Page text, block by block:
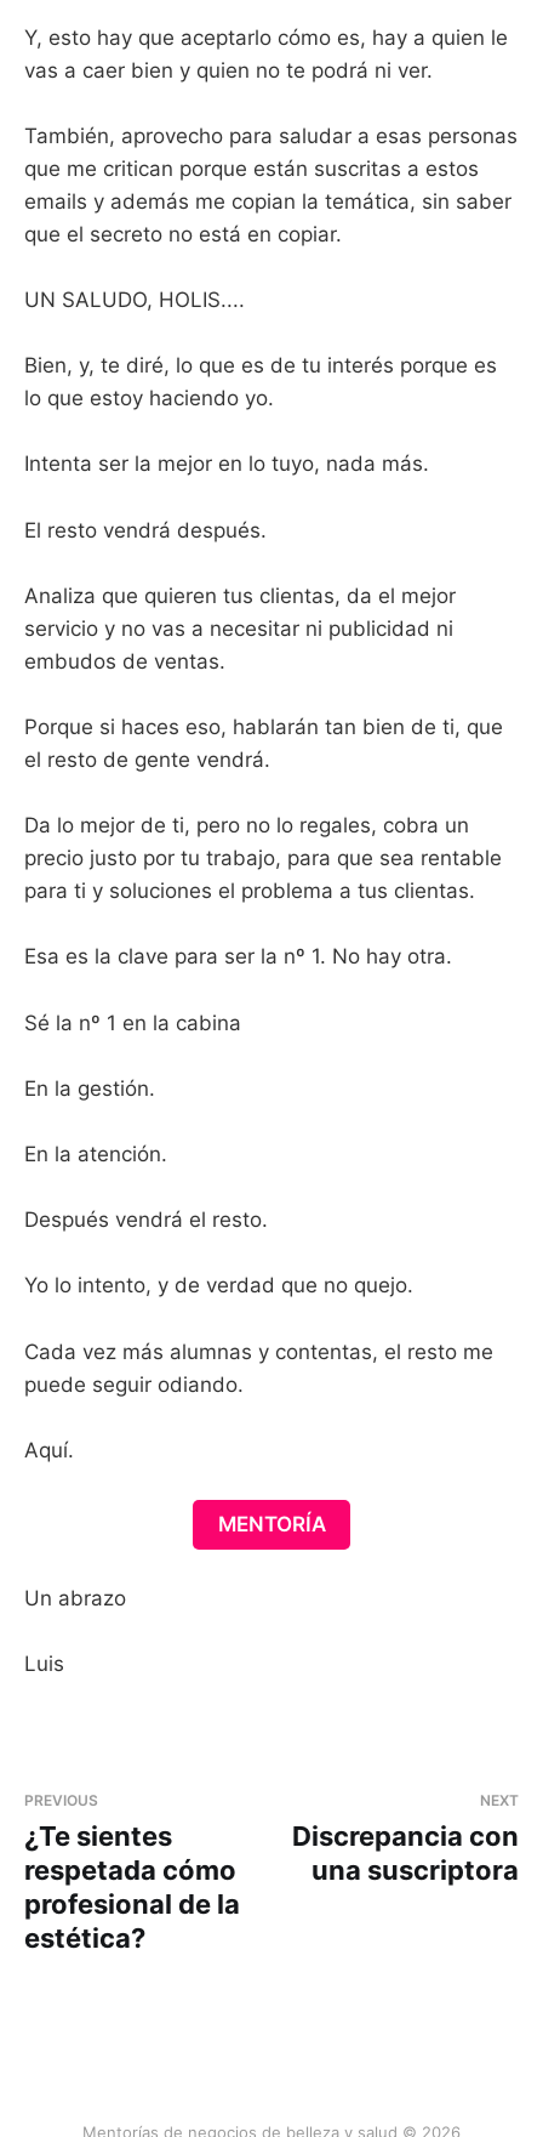
Y, esto hay que aceptarlo cómo es, hay a quien le
vas a caer bien y quien no te podrá ni ver.
También, aprovecho para saludar a esas personas
que me critican porque están suscritas a estos
emails y además me copian la temática, sin saber
que el secreto no está en copiar.
UN SALUDO, HOLIS....
Bien, y, te diré, lo que es de tu interés porque es
lo que estoy haciendo yo.
Intenta ser la mejor en lo tuyo, nada más.
El resto vendrá después.
Analiza que quieren tus clientas, da el mejor
servicio y no vas a necesitar ni publicidad ni
embudos de ventas.
Porque si haces eso, hablarán tan bien de ti, que
el resto de gente vendrá.
Da lo mejor de ti, pero no lo regales, cobra un
precio justo por tu trabajo, para que sea rentable
para ti y soluciones el problema a tus clientas.
Esa es la clave para ser la nº 1. No hay otra.
Sé la nº 1 en la cabina
En la gestión.
En la atención.
Después vendrá el resto.
Yo lo intento, y de verdad que no quejo.
Cada vez más alumnas y contentas, el resto me
puede seguir odiando.
Aquí.
MENTORÍA
Un abrazo
Luis
PREVIOUS
¿Te sientes
respetada cómo
profesional de la
estética?
NEXT
Discrepancia con
una suscriptora
Mentorías de negocios de belleza y salud © 2026